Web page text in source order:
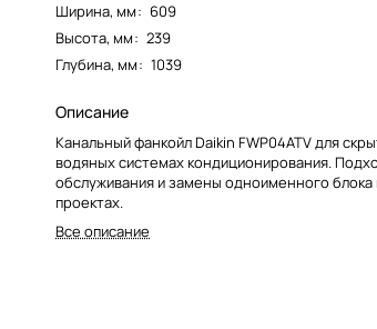
Ширина, мм: 609
Высота, мм: 239
Глубина, мм: 1039
Описание
Канальный фанкойл Daikin FWP04ATV для
водяных системах кондиционирования.
обслуживания и замены одноименного
проектах.
Все описание